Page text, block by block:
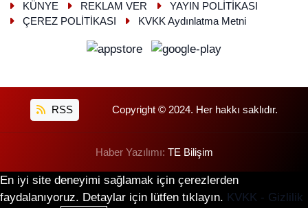
KÜNYE
REKLAM VER
YAYIN POLİTİKASI
ÇEREZ POLİTİKASI
KVKK Aydınlatma Metni
RSS Copyright © 2024. Her hakkı saklıdır.
Haber Yazılımı: TE Bilişim
En iyi site deneyimi sağlamak için çerezlerden
faydalanıyoruz. Detaylar için lütfen tıklayın. KVKK - Gizlilik